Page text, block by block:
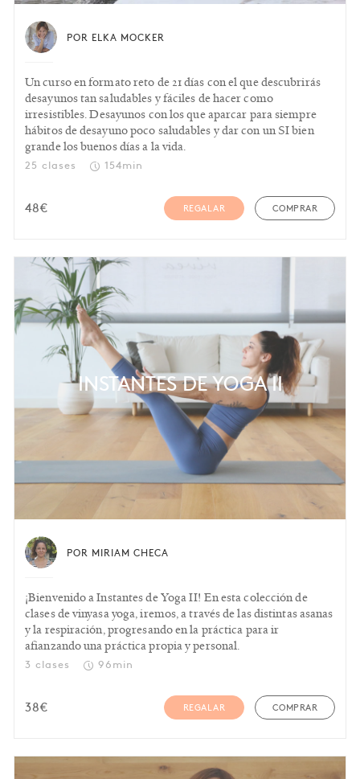
POR ELKA MOCKER
Un curso en formato reto de 21 días con el que descubrirás
desayunos tan saludables y fáciles de hacer como
irresistibles. Desayunos con los que aparcar para siempre
hábitos de desayuno poco saludables y dar con un SI bien
grande los buenos días a la vida.
25 clases 154min
48€ REGALAR COMPRAR
INSTANTES DE YOGA II
POR MIRIAM CHECA
¡Bienvenido a Instantes de Yoga II! En esta colección de
clases de vinyasa yoga, iremos, a través de las distintas asanas
y la respiración, progresando en la práctica para ir
afianzando una práctica propia y personal.
3 clases 96min
38€ REGALAR COMPRAR